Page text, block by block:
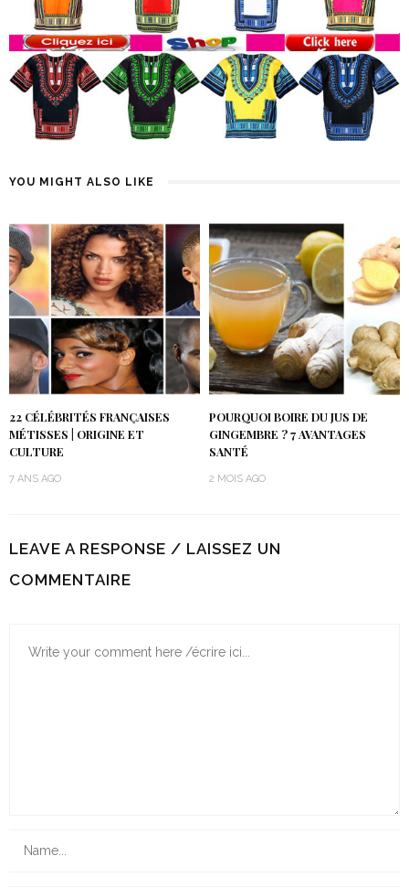
YOU MIGHT ALSO LIKE
22 CÉLÉBRITÉS FRANÇAISES
MÉTISSES | ORIGINE ET
CULTURE
7 ANS AGO
POURQUOI BOIRE DU JUS DE
GINGEMBRE ? 7 AVANTAGES
SANTÉ
2 MOIS AGO
LEAVE A RESPONSE / LAISSEZ UN
COMMENTAIRE